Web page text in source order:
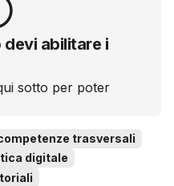
devi abilitare i
sotto per poter
trasversali
digitale